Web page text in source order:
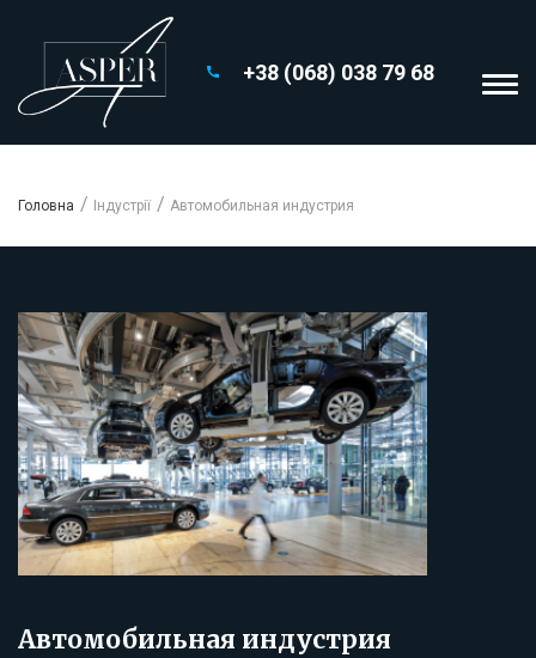
+38 (068) 038 79 68
Головна Iндустрії Автомобильная индустрия
Автомобильная индустрия